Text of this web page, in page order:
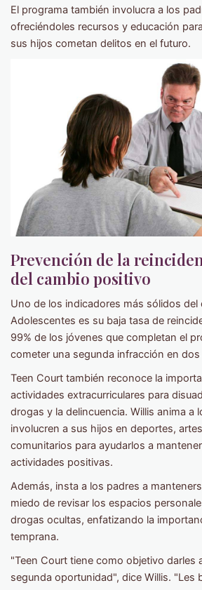
El programa también involucra a los
ofreciéndoles recursos y educación
sus hijos cometan delitos en el futuro.
Prevención de la
del cambio positivo
Uno de los indicadores más sólidos del
Adolescentes es su baja tasa de
99% de los jóvenes que completan el
cometer una segunda infracción en dos
Teen Court también reconoce la
actividades extracurriculares para
drogas y la delincuencia. Willis anima a
involucren a sus hijos en deportes,
comunitarios para ayudarlos a
actividades positivas.
Además, insta a los padres a
miedo de revisar los espacios
drogas ocultas, enfatizando la
temprana.
"Teen Court tiene como objetivo darles
segunda oportunidad", dice Willis. "Les